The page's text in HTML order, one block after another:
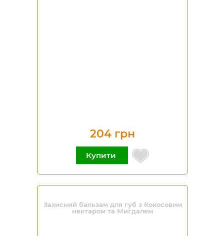
204 грн
Купити
Захисний бальзам для губ з Кокосовим
нектаром та Мигдалем